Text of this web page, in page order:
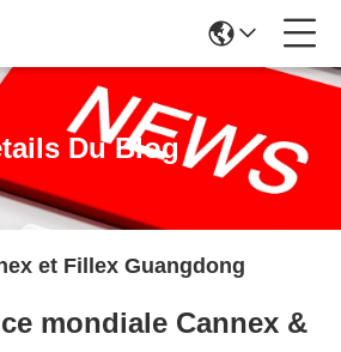
Du Blog
et Fillex Guangdong
mondiale Cannex &